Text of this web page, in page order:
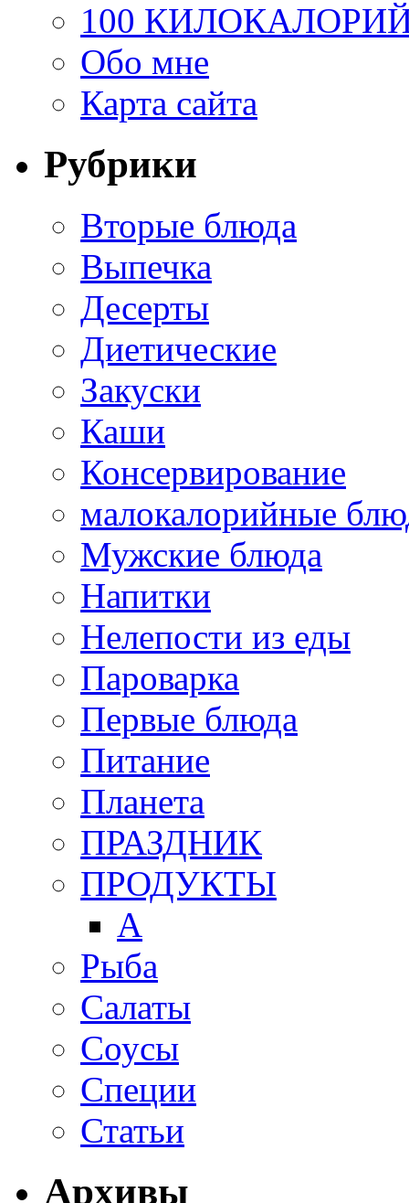
100
Обо мне
Карта сайта
Рубрики
Вторые блюда
Выпечка
Десерты
Диетические
Закуски
Каши
Консервирование
малокалорийные
Мужские блюда
Напитки
Нелепости из еды
Пароварка
Первые блюда
Питание
Планета
ПРАЗДНИК
ПРОДУКТЫ
А
Рыба
Салаты
Соусы
Специи
Статьи
Архивы